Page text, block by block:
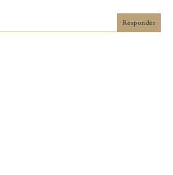
Responder